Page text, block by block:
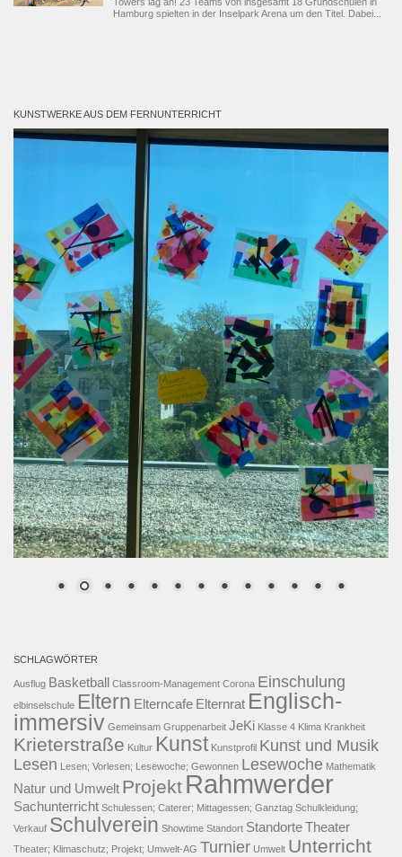
Hamburg spielten in der Inselpark Arena um den Titel. Dabei...
KUNSTWERKE AUS DEM FERNUNTERRICHT
SCHLAGWÖRTER
Ausflug Basketball Classroom-Management Corona Einschulung
elbinselschule Eltern Elterncafe Elternrat Englisch-
immersiv Gemeinsam Gruppenarbeit JeKi Klasse 4 Klima Krankheit
Krieterstraße Kultur Kunst Kunstprofil Kunst und Musik
Lesen Lesen; Vorlesen; Lesewoche; Gewonnen Lesewoche Mathematik
Natur und Umwelt Projekt Rahmwerder
Sachunterricht Schulessen; Caterer; Mittagessen; Ganztag Schulkleidung;
Verkauf Schulverein Showtime Standort StandorteTheater
Theater; Klimaschutz; Projekt; Umwelt-AG Turnier Umwelt Unterricht